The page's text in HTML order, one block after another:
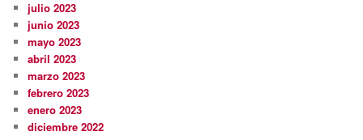
julio 2023
junio 2023
mayo 2023
abril 2023
marzo 2023
febrero 2023
enero 2023
diciembre 2022